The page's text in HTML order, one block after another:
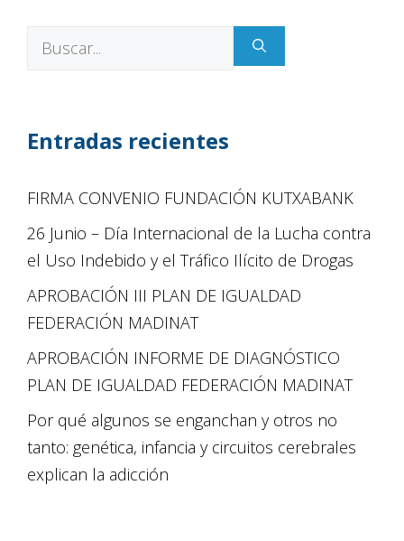
Entradas recientes
FIRMA CONVENIO FUNDACIÓN KUTXABANK
26 Junio – Día Internacional de la Lucha contra
el Uso Indebido y el Tráfico Ilícito de Drogas
APROBACIÓN III PLAN DE IGUALDAD
FEDERACIÓN MADINAT
APROBACIÓN INFORME DE DIAGNÓSTICO
PLAN DE IGUALDAD FEDERACIÓN MADINAT
Por qué algunos se enganchan y otros no
tanto: genética, infancia y circuitos cerebrales
explican la adicción